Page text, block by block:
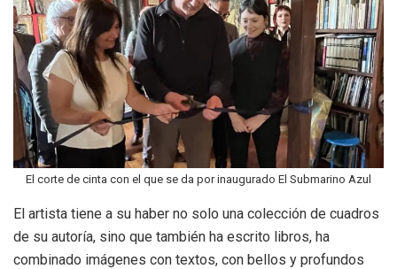
El corte de cinta con el que se da por inaugurado El Submarino Azul
El artista tiene a su haber no solo una colección de cuadros
de su autoría, sino que también ha escrito libros, ha
combinado imágenes con textos, con bellos y profundos